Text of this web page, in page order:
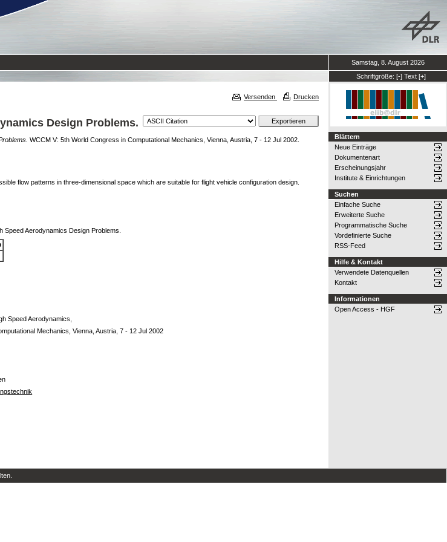
Samstag, 8. August 2026
Schriftgröße: [-] Text [+]
Versenden Drucken
Design Problems.
WCCM V: 5th World Congress in Computational Mechanics, Vienna, Austria, 7 - 12 Jul 2002.
flow patterns in three-dimensional space which are suitable for flight vehicle configuration design.
Speed Aerodynamics Design Problems.
Speed Aerodynamics,
Mechanics, Vienna, Austria, 7 - 12 Jul 2002
Blättern
Neue Einträge
Dokumentenart
Erscheinungsjahr
Institute & Einrichtungen
Suchen
Einfache Suche
Erweiterte Suche
Programmatische Suche
Vordefinierte Suche
RSS-Feed
Hilfe & Kontakt
Verwendete Datenquellen
Kontakt
Informationen
Open Access - HGF